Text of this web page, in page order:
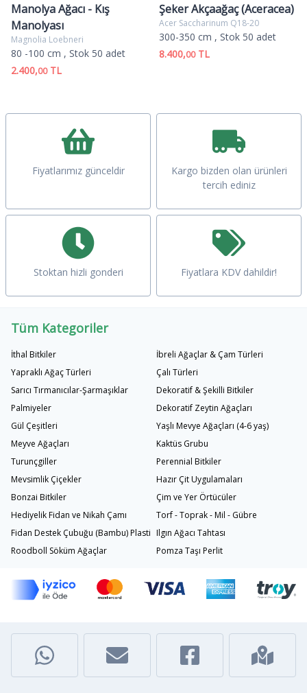
Manolya Ağacı - Kış
Manolyası
Magnolia Loebneri
80 -100 cm , Stok 50 adet
2.400,00TL
Şeker Akçaağaç (Aceracea)
Acer Saccharinum Q18-20
300-350 cm , Stok 50 adet
8.400,00TL
Fiyatlarımız günceldir
Kargo bizden olan ürünleri
tercih ediniz
Stoktan hizli gonderi Fiyatlara KDV dahildir!
Tüm Kategoriler
İthal Bitkiler
İbreli Ağaçlar & Çam Türleri
Yapraklı Ağaç Türleri
Çalı Türleri
Sarıcı Tırmanıcılar-Şarmaşıklar
Dekoratif & Şekilli Bitkiler
Palmiyeler
Dekoratif Zeytin Ağaçları
Gül Çeşitleri
Yaşlı Mevye Ağaçları (4-6 yaş)
Meyve Ağaçları
Kaktüs Grubu
Turunçgiller
Perennial Bitkiler
Mevsimlik Çiçekler
Hazır Çit Uygulamaları
Bonzai Bitkiler
Çim ve Yer Örtücüler
Hediyelik Fidan ve Nikah Çamı
Torf - Toprak - Mil - Gübre
Fidan Destek Çubuğu (Bambu) Plastik Bağlama İpi
Ilgın Ağacı Tahtası
Roodboll Söküm Ağaçlar
Pomza Taşı Perlit